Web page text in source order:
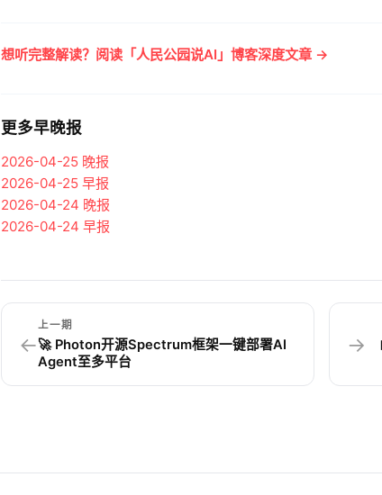
想听完整解读？阅读「人民公园说AI」博客深度文章 →
更多早晚报
2026-04-25 晚报
2026-04-25 早报
2026-04-24 晚报
2026-04-24 早报
←
上一期
🚀 Photon开源Spectrum框架一键部署AI
Agent至多平台
→